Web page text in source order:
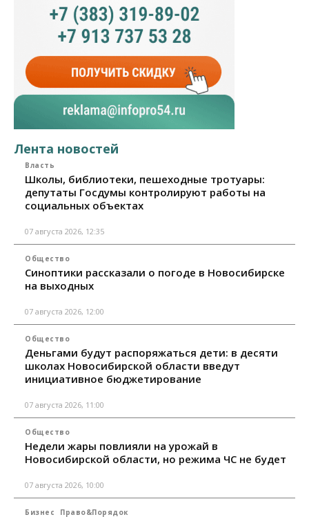
Лента новостей
Власть
Школы, библиотеки, пешеходные тротуары:
депутаты Госдумы контролируют работы на
социальных объектах
07 августа 2026, 12:35
Общество
Синоптики рассказали о погоде в Новосибирске
на выходных
07 августа 2026, 12:00
Общество
Деньгами будут распоряжаться дети: в десяти
школах Новосибирской области введут
инициативное бюджетирование
07 августа 2026, 11:00
Общество
Недели жары повлияли на урожай в
Новосибирской области, но режима ЧС не будет
07 августа 2026, 10:00
Бизнес Право&Порядок